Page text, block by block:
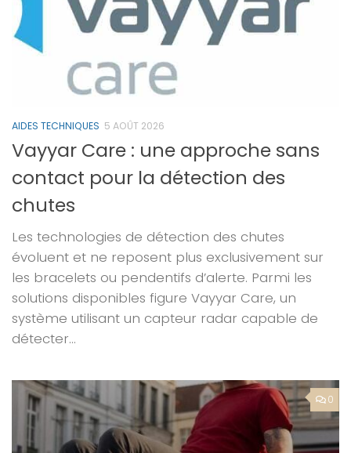
AIDES TECHNIQUES 5 AOÛT 2026
Vayyar Care : une approche sans
contact pour la détection des
chutes
Les technologies de détection des chutes
évoluent et ne reposent plus exclusivement sur
les bracelets ou pendentifs d’alerte. Parmi les
solutions disponibles figure Vayyar Care, un
système utilisant un capteur radar capable de
détecter...
0